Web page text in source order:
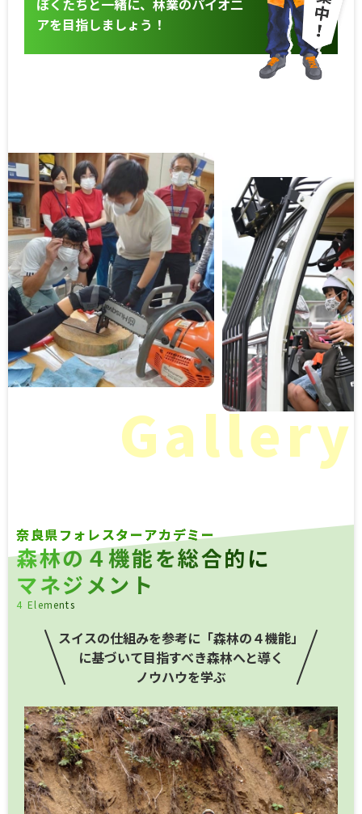
ぼくたちと一緒に、林業のパイオ二
アを目指しましょう！
Gallery
奈良県フォ レスターアカデミー
森林の４機能を総合的に
マネジメン ト
4 El ements
スイスの仕組みを参考に「森林の４機能」
に基づいて目指すべき森林へと導く
ノウハウを学ぶ